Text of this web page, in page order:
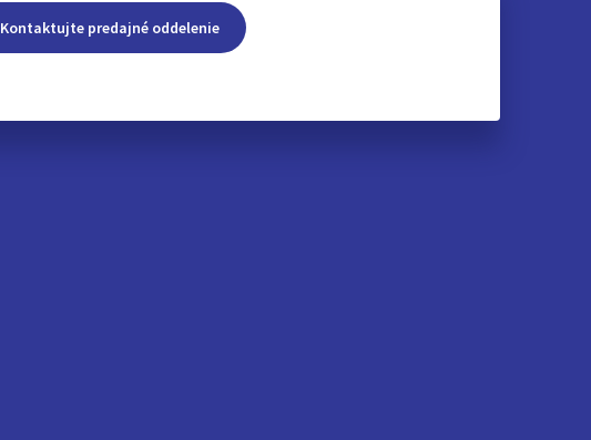
Kontaktujte predajné oddelenie